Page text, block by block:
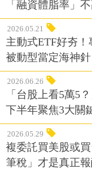
「融資體脂率」
2026.05.21
主動式ETF好夯
被動型當定海神針
2026.06.26
「台股上看5萬5
下半年聚焦3大關
2026.05.29
複委託買美股或
筆稅」才是真正報